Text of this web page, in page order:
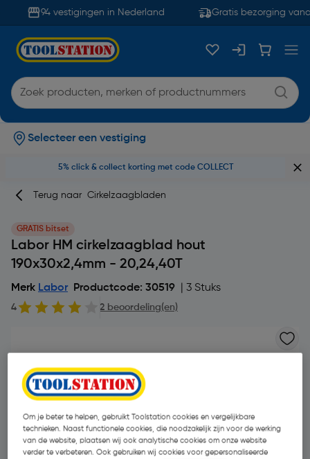
94 vestigingen in Nederland Gratis bezorging vanaf
Selecteer een vestiging
5% click & collect korting met code COLLECT
Terug naar Cirkelzaagbladen
GRATIS bitset
Labor HM cirkelzaagblad hout
190x30x2,4mm - 20,24,40T
Merk Labor Productcode: 30519 | 3 Stuks
4 2 beoordeling(en)
Om je beter te helpen, gebruikt Toolstation cookies en vergelijkbare
technieken. Naast functionele cookies, die noodzakelijk zijn voor de werking
van de website, plaatsen wij ook analytische cookies om onze website
verder te verbeteren. Ook gebruiken wij cookies voor gepersonaliseerde